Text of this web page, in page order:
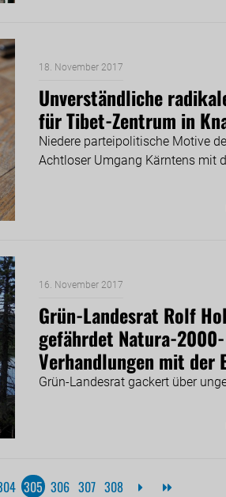
18. November 2017
Unverständliche
für Tibet-Zentrum in
Niedere parteipolitische Motive
Achtloser Umgang Kärntens mit
16. November 2017
Grün-Landesrat Rolf
gefährdet Natura-2000-
Verhandlungen mit der
Grün-Landesrat gackert über
305 306 307 308